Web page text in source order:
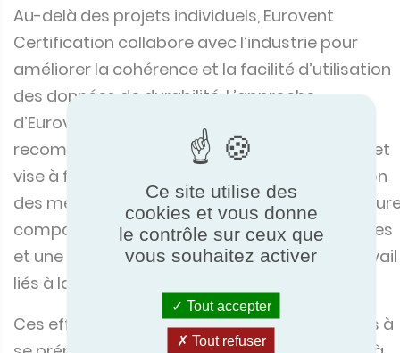
Au-delà des projets individuels, Eurovent
Certification collabore avec l’industrie pour
améliorer la cohérence et la facilité d’utilisation
des données de durabilité. L’approche
d’Eurovent Certification s’aligne sur les
recommandations de l’Association Eurovent et
vise à favoriser une plus grande harmonisation
des méthodologies de cycle de vie, une
comparabilité des données environnementales
et une automatisation accrue des flux de travail
liés à la durabilité.
Ces efforts ont pour but d’aider les fabricants à
Ce site utilise des
cookies et vous donne
le contrôle sur ceux que
vous souhaitez activer
Tout accepter
Tout refuser